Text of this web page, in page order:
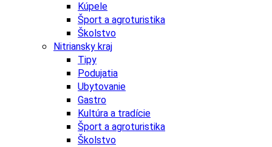
Kúpele
Šport a agroturistika
Školstvo
Nitriansky kraj
Tipy
Podujatia
Ubytovanie
Gastro
Kultúra a tradície
Šport a agroturistika
Školstvo